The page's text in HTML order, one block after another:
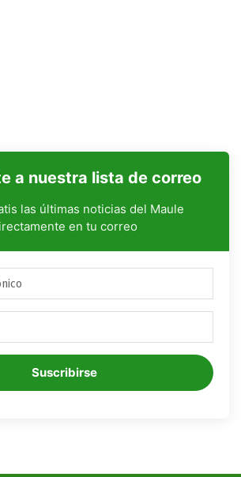
a nuestra lista de correo
las últimas noticias del Maule
en tu correo
Suscribirse